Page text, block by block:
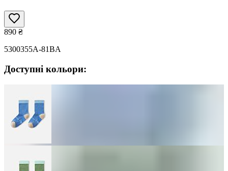
890 ₴
5300355A-81BA
Доступні кольори: